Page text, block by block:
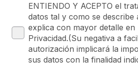
ENTIENDO Y ACEPTO el
datos tal y como se describe
explica con mayor detalle en
Privacidad.(Su negativa a
autorización implicará la
sus datos con la finalidad